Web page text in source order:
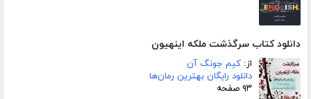
دانلود کتاب سرگذشت ملکه اینهیون
از: کیم جونگ آن
دانلود رایگان بهترین رمان‌ها
۹۳ صفحه